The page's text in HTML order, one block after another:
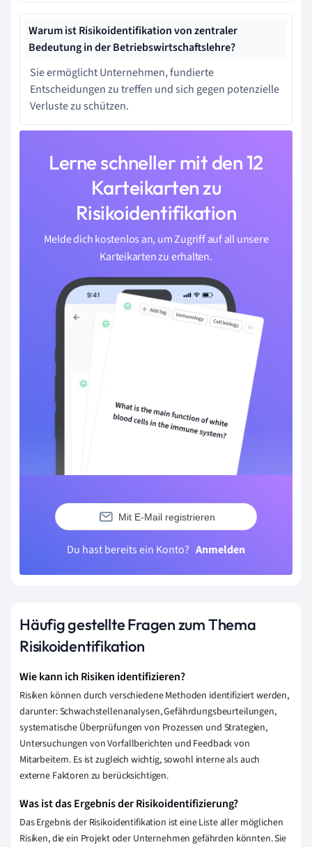
Warum ist Risikoidentifikation von zentraler
Bedeutung in der Betriebswirtschaftslehre?
Sie ermöglicht Unternehmen, fundierte
Entscheidungen zu treffen und sich gegen potenzielle
Verluste zu schützen.
Lerne schneller mit den 12
Karteikarten zu
Risikoidentifikation
Melde dich kostenlos an, um Zugriff auf all unsere
Karteikarten zu erhalten.
Mit E-Mail registrieren
Du hast bereits ein Konto? Anmelden
Häufig gestellte Fragen zum Thema
Risikoidentifikation
Wie kann ich Risiken identifizieren?
Risiken können durch verschiedene Methoden identifiziert werden,
darunter: Schwachstellenanalysen, Gefährdungsbeurteilungen,
systematische Überprüfungen von Prozessen und Strategien,
Untersuchungen von Vorfallberichten und Feedback von
Mitarbeitern. Es ist zugleich wichtig, sowohl interne als auch
externe Faktoren zu berücksichtigen.
Was ist das Ergebnis der Risikoidentifizierung?
Das Ergebnis der Risikoidentifikation ist eine Liste aller möglichen
Risiken, die ein Projekt oder Unternehmen gefährden könnten. Sie